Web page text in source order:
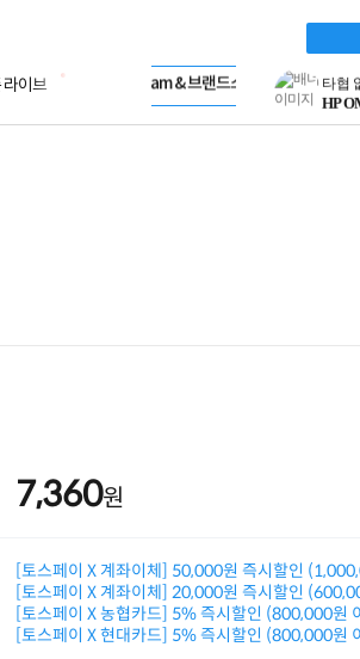
라이브
LG gram & 브랜드스토어
Microsoft 브랜드스토어
AMD 브랜드스토어
Dell
프로
타협
HP
로지
시스
누적
적립
Dell
7,360원
[토스페이 X 계좌이체] 50,000원 즉시할인
[토스페이 X 계좌이체] 20,000원 즉시할인
[토스페이 X 농협카드] 5% 즉시할인 (800,000원
[토스페이 X 현대카드] 5% 즉시할인 (800,000원